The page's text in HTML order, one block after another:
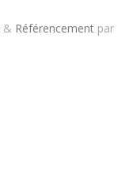
& Référencementpar